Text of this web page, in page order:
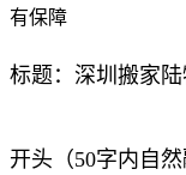
有保障
标题：深圳搬家
开头（50字内自